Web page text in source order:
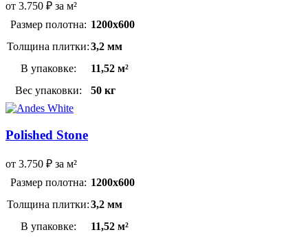
от 3.750 ₽ за м²
Размер полотна: 1200х600
Толщина плитки:3,2 мм
В упаковке:
11,52 м²
Вес упаковки:
50 кг
Polished Stone
от 3.750 ₽ за м²
Размер полотна: 1200х600
Толщина плитки:3,2 мм
В упаковке:
11,52 м²